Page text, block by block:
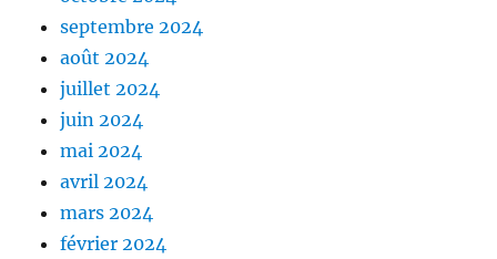
septembre 2024
août 2024
juillet 2024
juin 2024
mai 2024
avril 2024
mars 2024
février 2024